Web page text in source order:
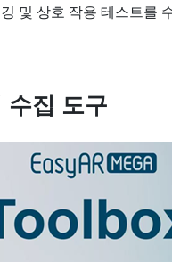
및 상호 작용 테스트를
수집 도구